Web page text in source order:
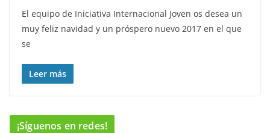
El equipo de Iniciativa Internacional Joven os desea un
muy feliz navidad y un próspero nuevo 2017 en el que
se
Leer más
¡Síguenos en redes!